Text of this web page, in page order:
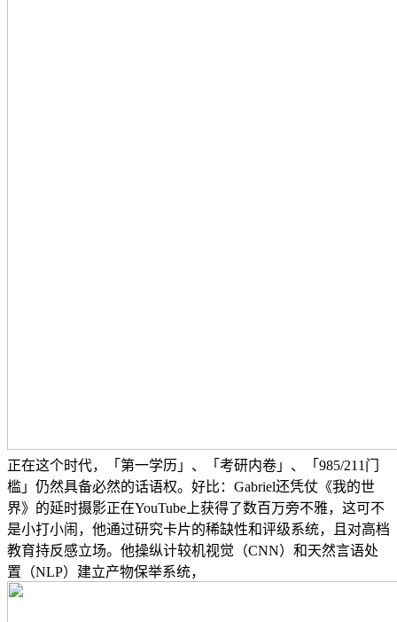
正在这个时代，「第一学历」、「考研内卷」、「985/211门
槛」仍然具备必然的话语权。好比：Gabriel还凭仗《我的世
界》的延时摄影正在YouTube上获得了数百万旁不雅，这可不
是小打小闹，他通过研究卡片的稀缺性和评级系统，且对高档
教育持反感立场。他操纵计较机视觉（CNN）和天然言语处
置（NLP）建立产物保举系统，